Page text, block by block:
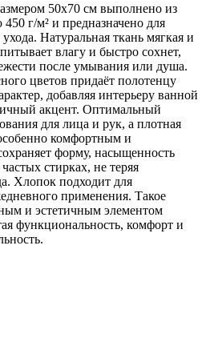
50x70 см выполнено из
г/м² и предназначено для
Натуральная ткань мягкая и
влагу и быстро сохнет,
после умывания или душа.
цветов придаёт полотенцу
добавляя интерьеру ванной
акцент. Оптимальный
для лица и рук, а плотная
комфортным и
форму, насыщенность
стирках, не теряя
Хлопок подходит для
применения. Такое
и эстетичным элементом
функциональность, комфорт и